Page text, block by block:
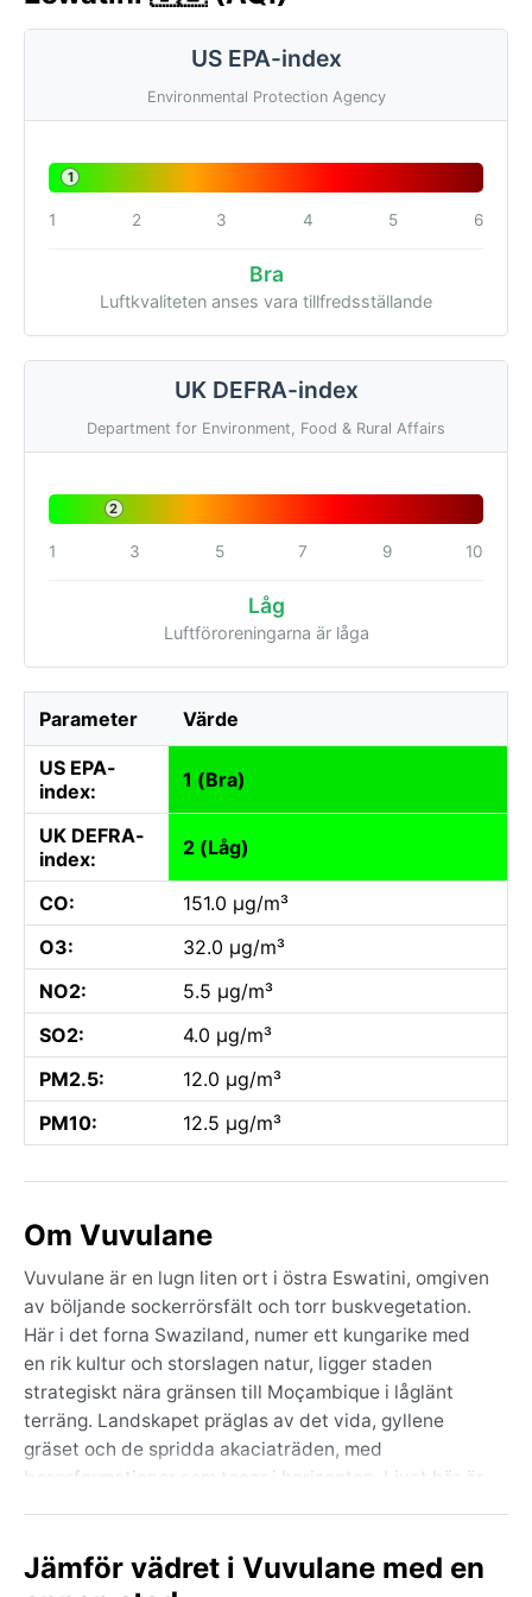
US EPA-index
Environmental Protection Agency
1
1 2 3 4 5 6
Bra
Luftkvaliteten anses vara tillfredsställande
UK DEFRA-index
Department for Environment, Food & Rural Affairs
2
1 3 5 7 9 10
Låg
Luftföroreningarna är låga
Parameter Värde
US EPA-
index:
1 (Bra)
UK DEFRA-
index:
2 (Låg)
CO:
151.0 µg/m³
O3:
32.0 µg/m³
NO2:
5.5 µg/m³
SO2:
4.0 µg/m³
PM2.5:
12.0 µg/m³
PM10:
12.5 µg/m³
Om Vuvulane
Vuvulane är en lugn liten ort i östra Eswatini, omgiven
av böljande sockerrörsfält och torr buskvegetation.
Här i det forna Swaziland, numer ett kungarike med
en rik kultur och storslagen natur, ligger staden
strategiskt nära gränsen till Moçambique i låglänt
terräng. Landskapet präglas av det vida, gyllene
gräset och de spridda akaciaträden, med
bergsformationer som tonar i horisonten. Livet här är
den som söker en annan takt.
Jämför vädret i Vuvulane med en